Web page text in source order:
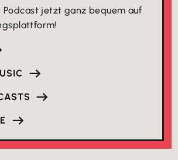
Podcast jetzt ganz bequem auf